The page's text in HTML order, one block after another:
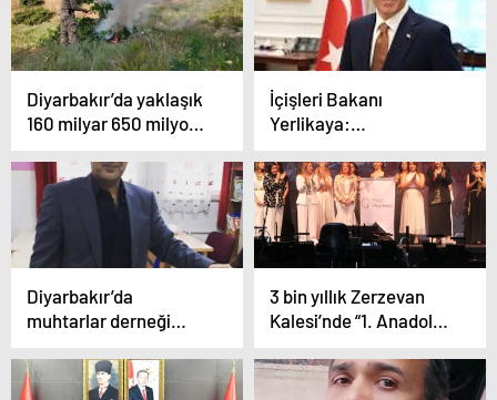
yakalandı
Diyarbakır’da yaklaşık
160 milyar 650 milyon
uyuşturucu maddenin
topluma sunulmasının
önüne geçildi
İçişleri Bakanı
Yerlikaya:
Diyarbakır’da 100
tondan fazla toz esrar
elde edilebilecek 12
milyon 389 bin adet
kök kenevir ve skunk
ele geçirdi”
Diyarbakır’da
muhtarlar derneği
hayatını kaybetti
3 bin yıllık Zerzevan
Kalesi’nde “1. Anadolu
Festivali” düzenlendi